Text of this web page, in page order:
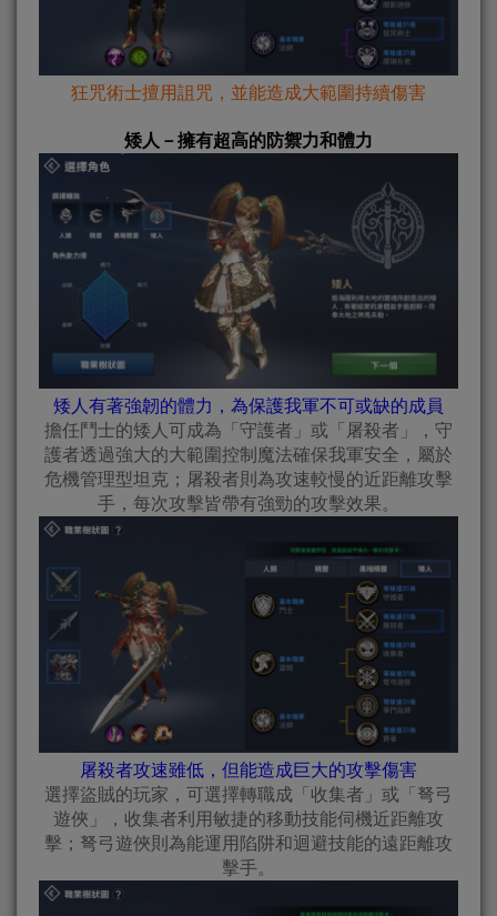
狂咒術士擅用詛咒，並能造成大範圍持續傷害
矮人－擁有超高的防禦力和體力
矮人有著強韌的體力，為保護我軍不可或缺的成員
擔任鬥士的矮人可成為「守護者」或「屠殺者」，守
護者透過強大的大範圍控制魔法確保我軍安全，屬於
危機管理型坦克；屠殺者則為攻速較慢的近距離攻擊
手，每次攻擊皆帶有強勁的攻擊效果。
屠殺者攻速雖低，但能造成巨大的攻擊傷害
選擇盜賊的玩家，可選擇轉職成「收集者」或「弩弓
遊俠」，收集者利用敏捷的移動技能伺機近距離攻
擊；弩弓遊俠則為能運用陷阱和迴避技能的遠距離攻
擊手。